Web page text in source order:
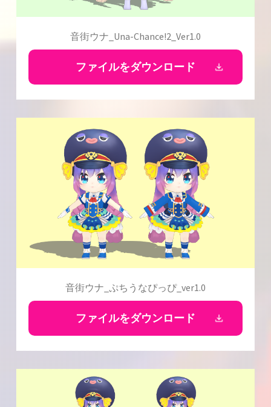
音街ウナ_Una-Chance!2_Ver1.0
ファイルをダウンロード
音街ウナ_ぷちうなぴっぴ_ver1.0
ファイルをダウンロード